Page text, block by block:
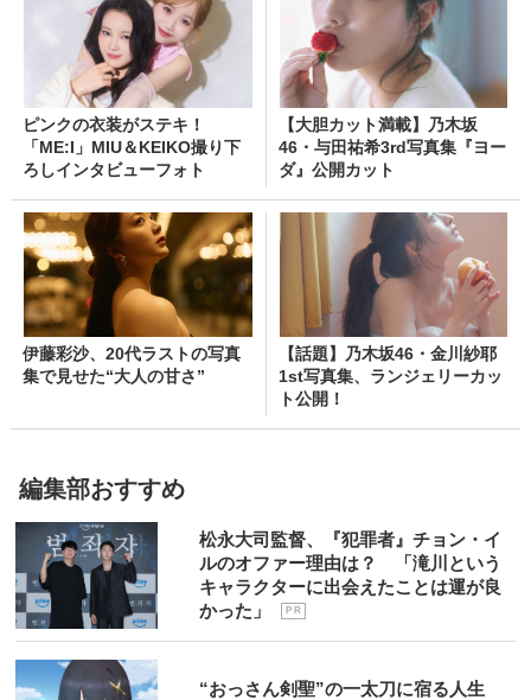
ピンクの衣装がステキ！
「ME:I」MIU＆KEIKO撮り下
ろしインタビューフォト
【大胆カット満載】乃木坂
46・与田祐希3rd写真集『ヨー
ダ』公開カット
伊藤彩沙、20代ラストの写真
集で見せた“大人の甘さ”
【話題】乃木坂46・金川紗耶
1st写真集、ランジェリーカッ
ト公開！
編集部おすすめ
松永大司監督、『犯罪者』チョン・イ
ルのオファー理由は？ 「滝川という
キャラクターに出会えたことは運が良
かった」
P R
“おっさん剣聖”の一太刀に宿る人生